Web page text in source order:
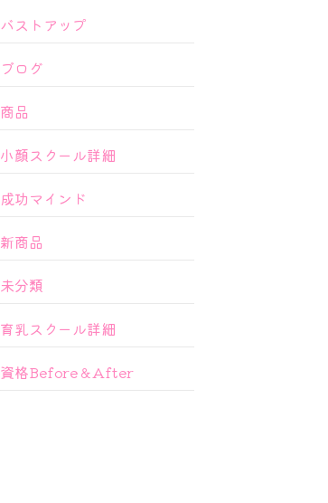
バストアップ
ブログ
商品
小顔スクール詳細
成功マインド
新商品
未分類
育乳スクール詳細
資格Before＆After